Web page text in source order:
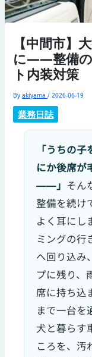
【中間市】
に——整備の
ト内装対策
Byakiyama/2026-06-19
業務日誌
「うちの
にか後席が
——」 そん
整備を続け
よく耳にし
ミングの行
へ回り込み
プに残り、
席に持ち込
まで一台を
犬と暮ら
ころを、汚